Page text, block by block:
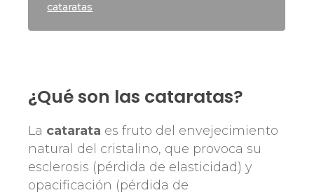
cataratas
¿Qué son las cataratas?
La catarata es fruto del envejecimiento
natural del cristalino, que provoca su
esclerosis (pérdida de elasticidad) y
opacificación (pérdida de